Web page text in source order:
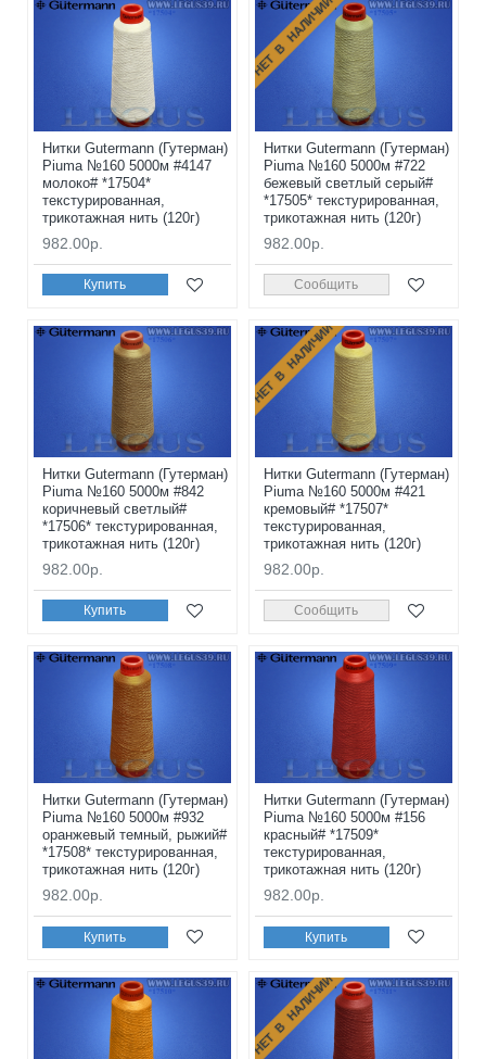
Нитки Gutermann (Гутерман)
Piuma №160 5000м #4147
молоко# *17504*
текстурированная,
трикотажная нить (120г)
982.00р.
Купить
НЕТ В НАЛИЧИИ
Нитки Gutermann (Гутерман)
Piuma №160 5000м #722
бежевый светлый серый#
*17505* текстурированная,
трикотажная нить (120г)
982.00р.
Сообщить
Нитки Gutermann (Гутерман)
Piuma №160 5000м #842
коричневый светлый#
*17506* текстурированная,
трикотажная нить (120г)
982.00р.
Купить
НЕТ В НАЛИЧИИ
Нитки Gutermann (Гутерман)
Piuma №160 5000м #421
кремовый# *17507*
текстурированная,
трикотажная нить (120г)
982.00р.
Сообщить
Нитки Gutermann (Гутерман)
Piuma №160 5000м #932
оранжевый темный, рыжий#
*17508* текстурированная,
трикотажная нить (120г)
982.00р.
Купить
Нитки Gutermann (Гутерман)
Piuma №160 5000м #156
красный# *17509*
текстурированная,
трикотажная нить (120г)
982.00р.
Купить
НЕТ В НАЛИЧИИ